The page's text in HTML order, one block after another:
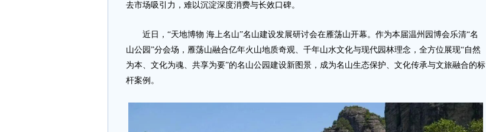
去市场吸引力，难以沉淀深度消费与长效口碑。
近日，“天地博物 海上名山”名山建设发展研讨会在雁荡山开幕。作为本届温州园博会乐清“名
山公园”分会场，雁荡山融合亿年火山地质奇观、千年山水文化与现代园林理念，全方位展现“自然
为本、文化为魂、共享为要”的名山公园建设新图景，成为名山生态保护、文化传承与文旅融合的标
杆案例。